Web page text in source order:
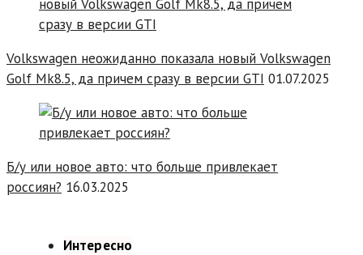
Volkswagen неожиданно показала новый Volkswagen
Golf Mk8.5, да причем сразу в версии GTI 01.07.2025
Б/у или новое авто: что больше привлекает
россиян? 16.03.2025
Интересно